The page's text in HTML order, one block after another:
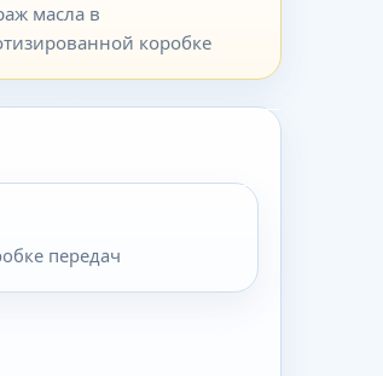
масла в
коробке
передач